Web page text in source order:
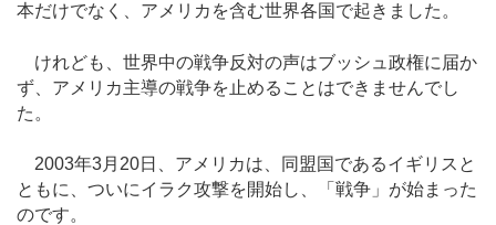
本だけでなく、アメリカを含む世界各国で起きました。
けれども、世界中の戦争反対の声はブッシュ政権に届か
ず、アメリカ主導の戦争を止めることはできませんでし
た。
2003年3月20日、アメリカは、同盟国であるイギリスと
ともに、ついにイラク攻撃を開始し、「戦争」が始まった
のです。